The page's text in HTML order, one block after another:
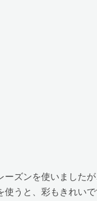
ズンを使いましたが
うと、彩もきれいで